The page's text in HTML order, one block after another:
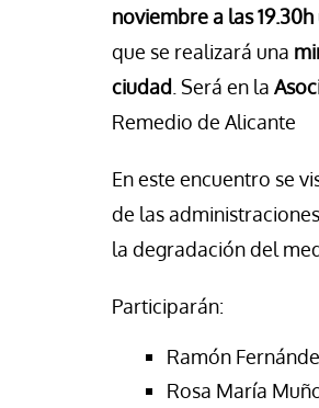
noviembre a las 19.30h
que se realizará una
ciudad . Será en la
Remedio de Alicante
En este encuentro se
de las
la degradación del
Participarán:
Ramón
Rosa María
más que OnlyFans: el
digital que monetiza la
de las jóvenes
Ceinos y Camila Gonzalez